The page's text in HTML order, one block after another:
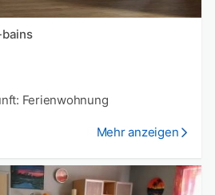
bains
Ferienwohnung
Mehr anzeigen